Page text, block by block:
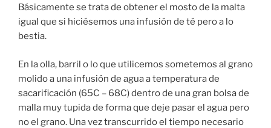
Básicamente se trata de obtener el mosto de la malta
igual que si hiciésemos una infusión de té pero a lo
bestia.
En la olla, barril o lo que utilicemos sometemos al grano
molido a una infusión de agua a temperatura de
sacarificación (65C – 68C) dentro de una gran bolsa de
malla muy tupida de forma que deje pasar el agua pero
no el grano. Una vez transcurrido el tiempo necesario